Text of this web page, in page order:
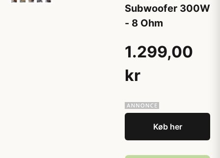
Subwoofer 300W
- 8 Ohm
1.299,00
kr
Køb her